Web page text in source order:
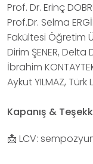
Prof. Dr. Erinç
Prof.Dr. Selma
Fakültesi Öğretim
Dirim ŞENER,
İbrahim
Aykut YILMAZ,
Kapanış &
📩 LCV: